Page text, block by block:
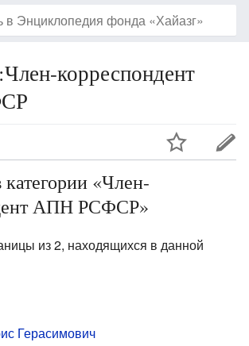
корреспондент
«Член-
АПН РСФСР»
из 2, находящихся в данной
Герасимович